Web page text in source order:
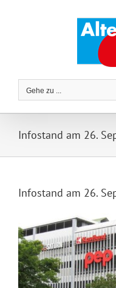
Gehe zu ...
Infostand am 26.
Infostand am 26.